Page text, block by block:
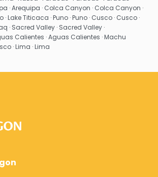
· Arequipa · Colca Canyon · Colca Canyon ·
· Lake Titicaca · Puno · Puno · Cusco · Cusco ·
· Sacred Valley · Sacred Valley ·
Calientes · Aguas Calientes · Machu
· Lima · Lima